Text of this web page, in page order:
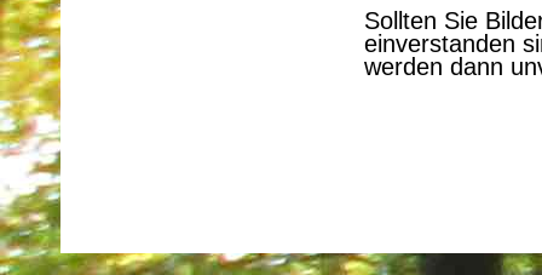
Sollten Sie
einverstanden
werden dann